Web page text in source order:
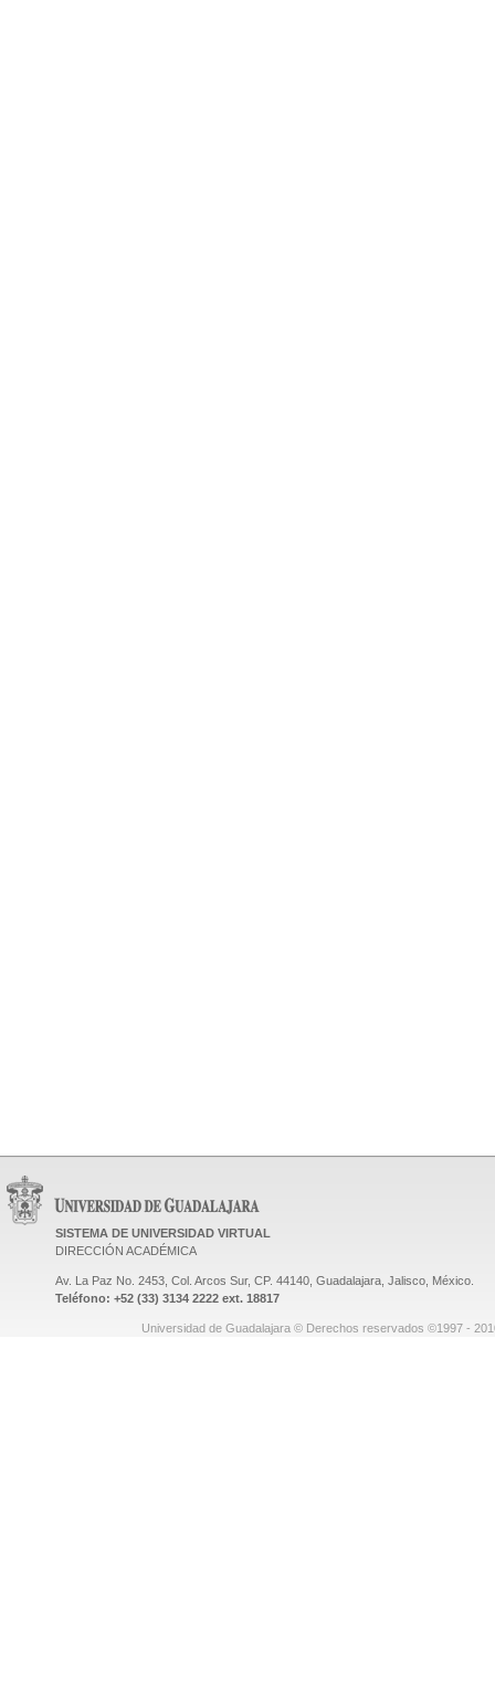
SISTEMA DE UNIVERSIDAD VIRTUAL
DIRECCIÓN ACADÉMICA
Av. La Paz No. 2453, Col. Arcos Sur, CP. 44140, Guadalajara, Jalisco, México.
Teléfono: +52 (33) 3134 2222 ext. 18817
Universidad de Guadalajara © Derechos reservados ©1997 -